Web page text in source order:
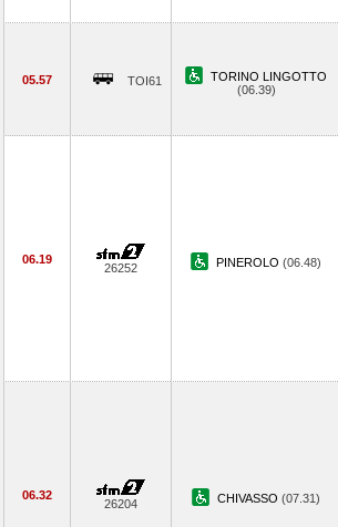
05.57 TOI61
TORINO LINGOTTO
(06.39)
06.19
26252 PINEROLO (06.48)
06.32
26204 CHIVASSO (07.31)